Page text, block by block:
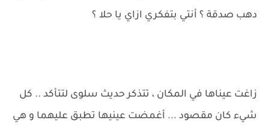
دهب صدقة ؟ أنتي بتفكري ازاي يا حلا ؟
زاغت عيناها في المكان ، تتذكر حديث سلوى لتتأكد .. كل
شيء كان مقصود ... أغمضت عينيها تطبق عليهما و هي